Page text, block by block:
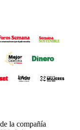
la compañía